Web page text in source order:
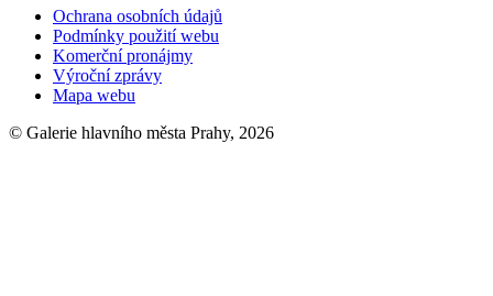
Ochrana osobních údajů
Podmínky použití webu
Komerční pronájmy
Výroční zprávy
Mapa webu
© Galerie hlavního města Prahy, 2026